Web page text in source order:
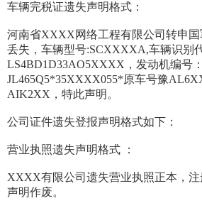
车辆完税证遗失声明格式：
河南省XXXX网络工程有限公司转申
丢失，车辆型号:SCXXXXA,车辆识别
LS4BD1D33AO5XXXX，发动机编号：
JL465Q5*35XXXX055*原车号豫
AIK2XX，特此声明。
公司证件遗失登报声明格式如下：
营业执照遗失声明格式 ：
XXXX有限公司遗失营业执照正本，
声明作废。